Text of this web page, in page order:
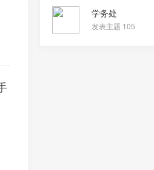
学务处
发表主题 105